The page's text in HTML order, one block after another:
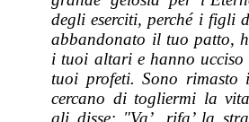
degli eserciti, perché i figli
abbandonato il tuo patto,
i tuoi altari e hanno
tuoi profeti. Sono rimasto
cercano di togliermi la
gli disse: "Va’, rifa’ la